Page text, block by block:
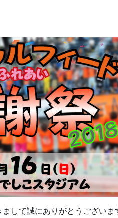
して誠にありがとうございま